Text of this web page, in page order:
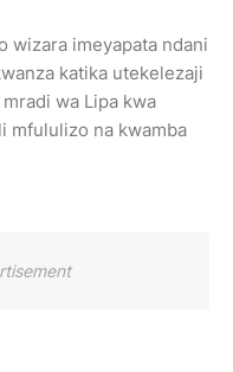
wizara imeyapata ndani
katika utekelezaji
wa Lipa kwa
mfululizo na kwamba